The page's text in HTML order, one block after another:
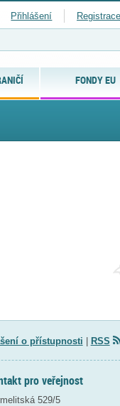
FONDY EU
Přihlášení Registrace
o přístupnosti RSS
pro veřejnost
529/5